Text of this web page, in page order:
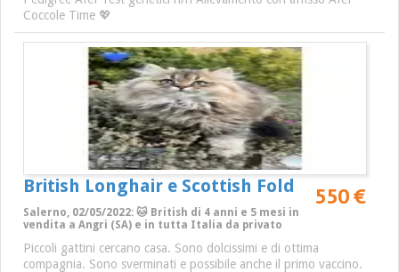
Coccole Time 💖
British Longhair e Scottish Fold 550 €
Salerno, 02/05/2022: 🐱 British di 4 anni e 5 mesi in
vendita a Angri (SA) e in tutta Italia da privato
Piccoli gattini cercano casa. Sono dolcissimi e di ottima
compagnia. Sono sverminati e possibile anche il primo vaccino.